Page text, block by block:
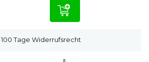
100 Tage Widerrufsrecht